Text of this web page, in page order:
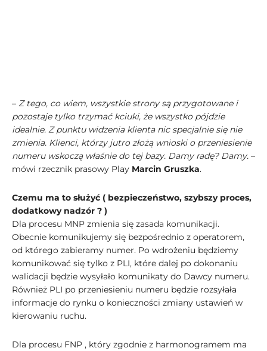
– Z tego, co wiem, wszystkie strony są przygotowane i
pozostaje tylko trzymać kciuki, że wszystko pójdzie
idealnie. Z punktu widzenia klienta nic specjalnie się nie
zmienia. Klienci, którzy jutro złożą wnioski o przeniesienie
numeru wskoczą właśnie do tej bazy. Damy radę? Damy. –
mówi rzecznik prasowy Play Marcin Gruszka.
Czemu ma to służyć ( bezpieczeństwo, szybszy proces,
dodatkowy nadzór ? )
Dla procesu MNP zmienia się zasada komunikacji.
Obecnie komunikujemy się bezpośrednio z operatorem,
od którego zabieramy numer. Po wdrożeniu będziemy
komunikować się tylko z PLI, które dalej po dokonaniu
walidacji będzie wysyłało komunikaty do Dawcy numeru.
Również PLI po przeniesieniu numeru będzie rozsyłała
informacje do rynku o konieczności zmiany ustawień w
kierowaniu ruchu.
Dla procesu FNP , który zgodnie z harmonogramem ma